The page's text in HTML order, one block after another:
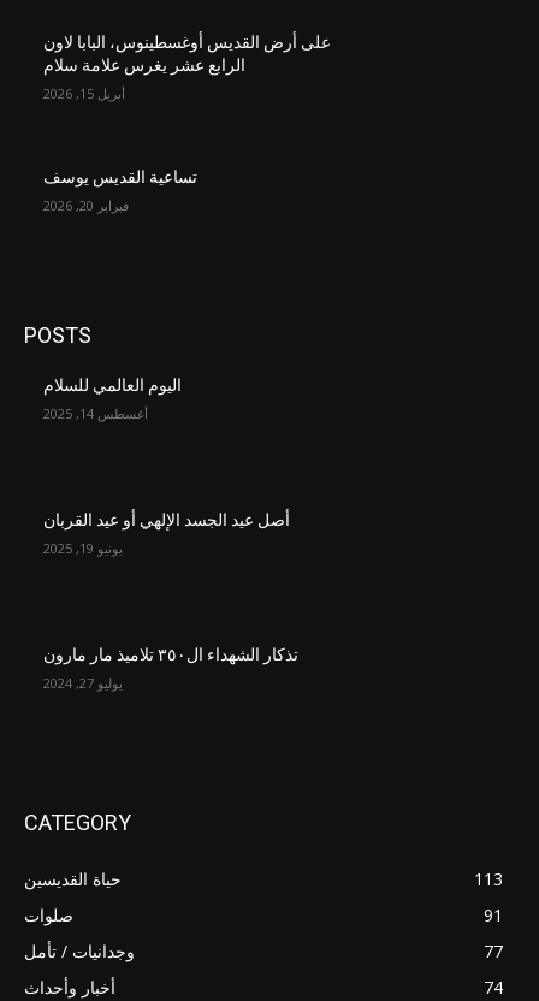
على أرض القديس أوغسطينوس، البابا لاون
الرابع عشر يغرس علامة سلام
أبريل 15, 2026
تساعية القديس يوسف
فبراير 20, 2026
POSTS
اليوم العالمي للسلام
أغسطس 14, 2025
أصل عيد الجسد الإلهي أو عيد القربان
يونيو 19, 2025
تذكار الشهداء ال٣٥٠ تلاميذ مار مارون
يوليو 27, 2024
CATEGORY
حياة القديسين
113
صلوات
91
وجدانيات / تأمل
77
أخبار وأحداث
74